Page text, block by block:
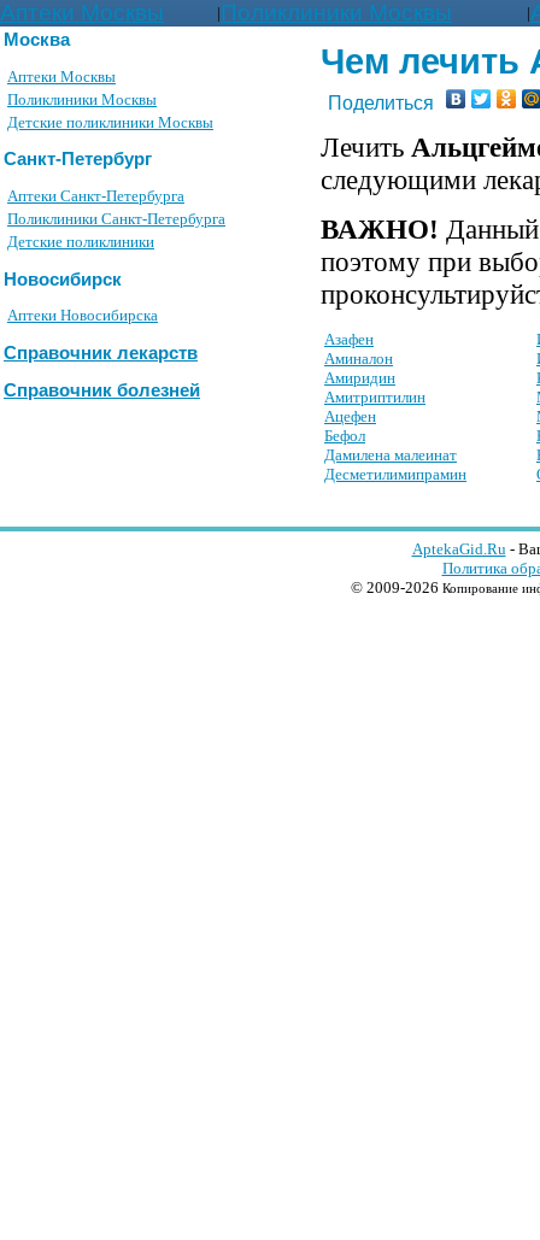
Аптеки Москвы |Поликлиники Москвы |
Москва
Аптеки Москвы
Поликлиники Москвы
Детские поликлиники Москвы
Санкт-Петербург
Аптеки Санкт-Петербурга
Поликлиники Санкт-Петербурга
Детские поликлиники
Новосибирск
Аптеки Новосибирска
Справочник лекарств
Справочник болезней
Чем лечить
Поделиться
Лечить
следующими
ВАЖНО! Данный
поэтому при
Азафен
Аминалон
Амиридин
Амитриптилин
Ацефен
Бефол
Дамилена малеинат
Десметилимипрамин
AptekaGid.Ru-
Политика
© 2009-2026 Копирование